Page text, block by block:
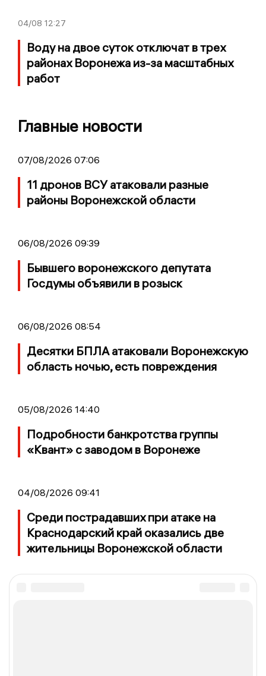
04/08 12:27
Воду на двое суток отключат в трех
районах Воронежа из-за масштабных
работ
Главные новости
07/08/2026 07:06
11 дронов ВСУ атаковали разные
районы Воронежской области
06/08/2026 09:39
Бывшего воронежского депутата
Госдумы объявили в розыск
06/08/2026 08:54
Десятки БПЛА атаковали Воронежскую
область ночью, есть повреждения
05/08/2026 14:40
Подробности банкротства группы
«Квант» с заводом в Воронеже
04/08/2026 09:41
Среди пострадавших при атаке на
Краснодарский край оказались две
жительницы Воронежской области